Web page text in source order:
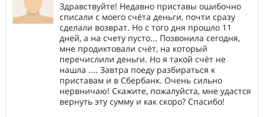
Здравствуйте! Недавно приставы ошибочно
списали с моего счёта деньги, почти сразу
сделали возврат. Но с того дня прошло 11
дней, а на счету пусто... Позвонила сегодня,
мне продиктовали счёт, на который
перечислили деньги. Но я такой счёт не
нашла .... Завтра поеду разбираться к
приставам и в Сбербанк. Очень сильно
нервничаю! Скажите, пожалуйста, мне удастся
вернуть эту сумму и как скоро? Спасибо!